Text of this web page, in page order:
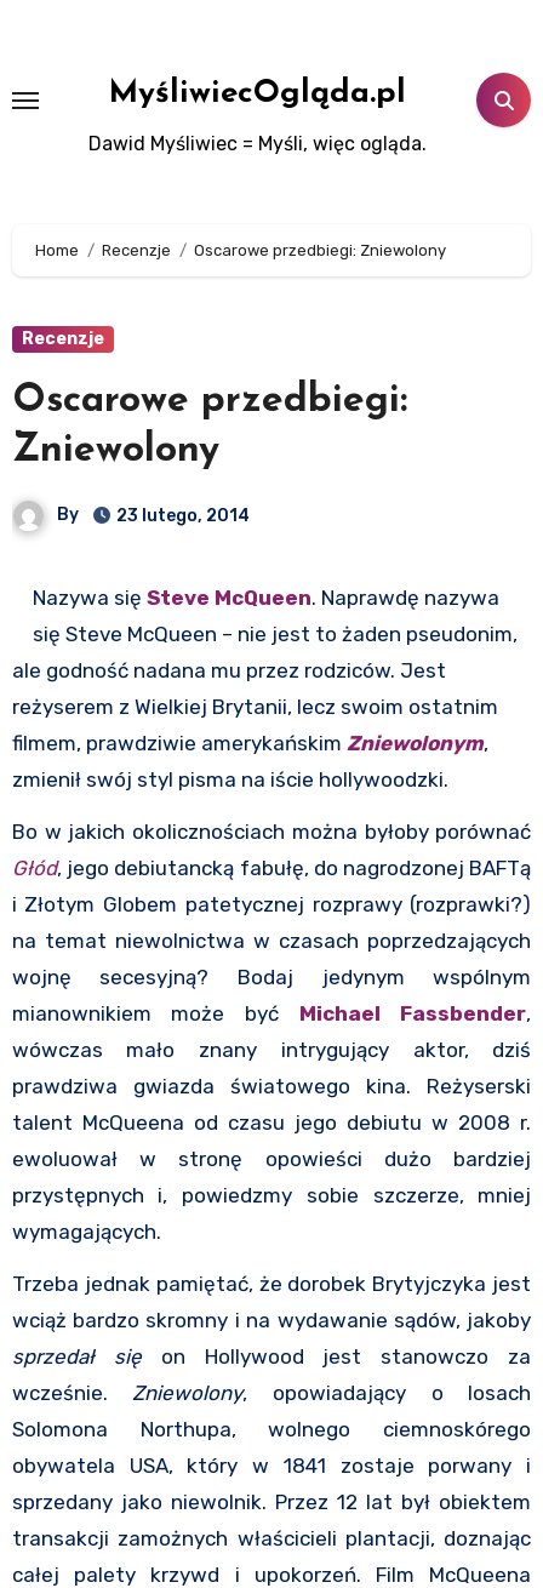
MyśliwiecOgląda.pl
Dawid Myśliwiec = Myśli, więc ogląda.
Home Recenzje Oscarowe przedbiegi: Zniewolony
Recenzje
Oscarowe przedbiegi:
Zniewolony
By 23 lutego, 2014
Nazywa się Steve McQueen. Naprawdę nazywa
się Steve McQueen – nie jest to żaden pseudonim,
ale godność nadana mu przez rodziców. Jest
reżyserem z Wielkiej Brytanii, lecz swoim ostatnim
filmem, prawdziwie amerykańskim Zniewolonym,
zmienił swój styl pisma na iście hollywoodzki.
Bo w jakich okolicznościach można byłoby porównać
Głód, jego debiutancką fabułę, do nagrodzonej BAFTą
i Złotym Globem patetycznej rozprawy (rozprawki?)
na temat niewolnictwa w czasach poprzedzających
wojnę secesyjną? Bodaj jedynym wspólnym
mianownikiem może być Michael Fassbender,
wówczas mało znany intrygujący aktor, dziś
prawdziwa gwiazda światowego kina. Reżyserski
talent McQueena od czasu jego debiutu w 2008 r.
ewoluował w stronę opowieści dużo bardziej
przystępnych i, powiedzmy sobie szczerze, mniej
wymagających.
Trzeba jednak pamiętać, że dorobek Brytyjczyka jest
wciąż bardzo skromny i na wydawanie sądów, jakoby
sprzedał sięon Hollywood jest stanowczo za
wcześnie. Zniewolony, opowiadający o losach
Solomona Northupa, wolnego ciemnoskórego
obywatela USA, który w 1841 zostaje porwany i
sprzedany jako niewolnik. Przez 12 lat był obiektem
transakcji zamożnych właścicieli plantacji, doznając
całej palety krzywd i upokorzeń. Film McQueena